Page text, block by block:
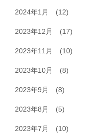
2024年1月 (12)
2023年12月 (17)
2023年11月 (10)
2023年10月 (8)
2023年9月 (8)
2023年8月 (5)
2023年7月 (10)